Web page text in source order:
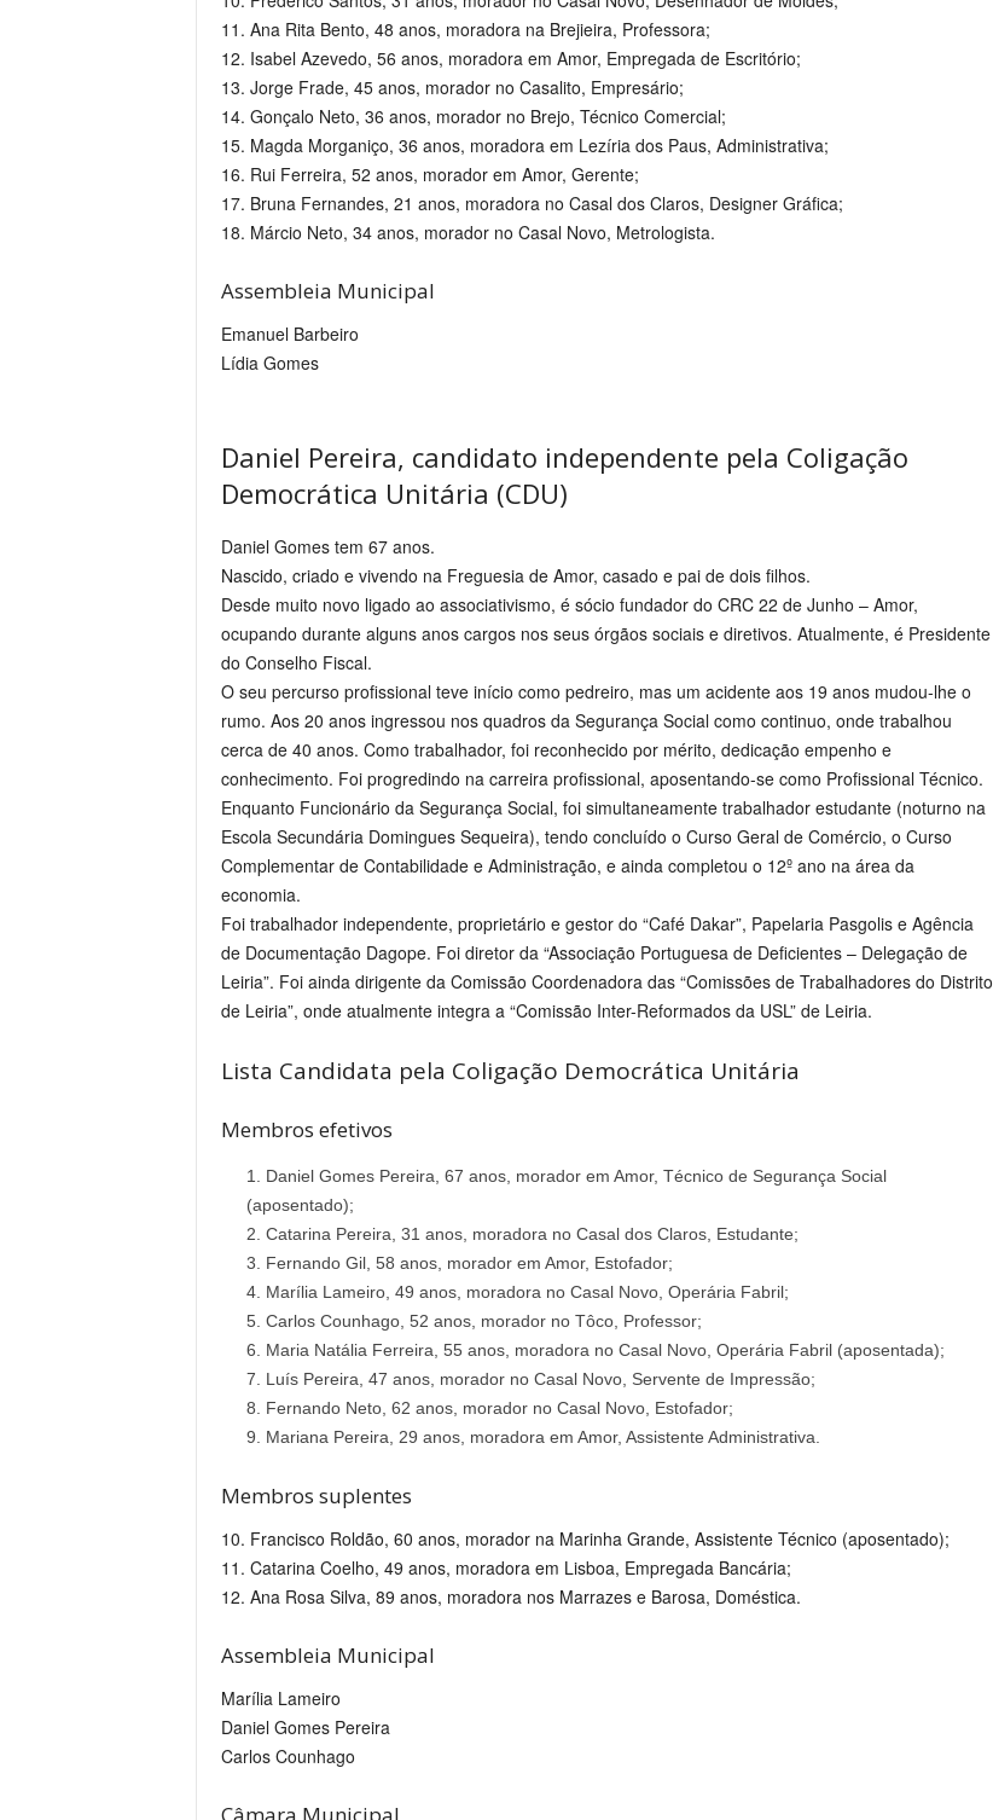
11. Ana Rita Bento, 48 anos, moradora na Brejieira, Professora;
12. Isabel Azevedo, 56 anos, moradora em Amor, Empregada de Escritório;
13. Jorge Frade, 45 anos, morador no Casalito, Empresário;
14. Gonçalo Neto, 36 anos, morador no Brejo, Técnico Comercial;
15. Magda Morganiço, 36 anos, moradora em Lezíria dos Paus, Administrativa;
16. Rui Ferreira, 52 anos, morador em Amor, Gerente;
17. Bruna Fernandes, 21 anos, moradora no Casal dos Claros, Designer Gráfica;
18. Márcio Neto, 34 anos, morador no Casal Novo, Metrologista.
Assembleia Municipal
Emanuel Barbeiro
Lídia Gomes
Daniel Pereira, candidato independente pela Coligação
Democrática Unitária (CDU)
Daniel Gomes tem 67 anos.
Nascido, criado e vivendo na Freguesia de Amor, casado e pai de dois filhos.
Desde muito novo ligado ao associativismo, é sócio fundador do CRC 22 de Junho – Amor,
ocupando durante alguns anos cargos nos seus órgãos sociais e diretivos. Atualmente, é Presidente
do Conselho Fiscal.
O seu percurso profissional teve início como pedreiro, mas um acidente aos 19 anos mudou-lhe o
rumo. Aos 20 anos ingressou nos quadros da Segurança Social como continuo, onde trabalhou
cerca de 40 anos. Como trabalhador, foi reconhecido por mérito, dedicação empenho e
conhecimento. Foi progredindo na carreira profissional, aposentando-se como Profissional Técnico.
Enquanto Funcionário da Segurança Social, foi simultaneamente trabalhador estudante (noturno na
Escola Secundária Domingues Sequeira), tendo concluído o Curso Geral de Comércio, o Curso
Complementar de Contabilidade e Administração, e ainda completou o 12º ano na área da
economia.
Foi trabalhador independente, proprietário e gestor do “Café Dakar”, Papelaria Pasgolis e Agência
de Documentação Dagope. Foi diretor da “Associação Portuguesa de Deficientes – Delegação de
Leiria”. Foi ainda dirigente da Comissão Coordenadora das “Comissões de Trabalhadores do Distrito
de Leiria”, onde atualmente integra a “Comissão Inter-Reformados da USL” de Leiria.
Lista Candidata pela Coligação Democrática Unitária
Membros efetivos
Daniel Gomes Pereira, 67 anos, morador em Amor, Técnico de Segurança Social
(aposentado);
Catarina Pereira, 31 anos, moradora no Casal dos Claros, Estudante;
Fernando Gil, 58 anos, morador em Amor, Estofador;
Marília Lameiro, 49 anos, moradora no Casal Novo, Operária Fabril;
Carlos Counhago, 52 anos, morador no Tôco, Professor;
Maria Natália Ferreira, 55 anos, moradora no Casal Novo, Operária Fabril (aposentada);
Luís Pereira, 47 anos, morador no Casal Novo, Servente de Impressão;
Fernando Neto, 62 anos, morador no Casal Novo, Estofador;
Mariana Pereira, 29 anos, moradora em Amor, Assistente Administrativa.
Membros suplentes
10. Francisco Roldão, 60 anos, morador na Marinha Grande, Assistente Técnico (aposentado);
11. Catarina Coelho, 49 anos, moradora em Lisboa, Empregada Bancária;
12. Ana Rosa Silva, 89 anos, moradora nos Marrazes e Barosa, Doméstica.
Assembleia Municipal
Marília Lameiro
Daniel Gomes Pereira
Carlos Counhago